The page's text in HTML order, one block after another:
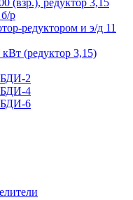
(взр.), редуктор 3,15
р
редуктором и э/д 11
(редуктор 3,15)
БДИ-2
БДИ-4
БДИ-6